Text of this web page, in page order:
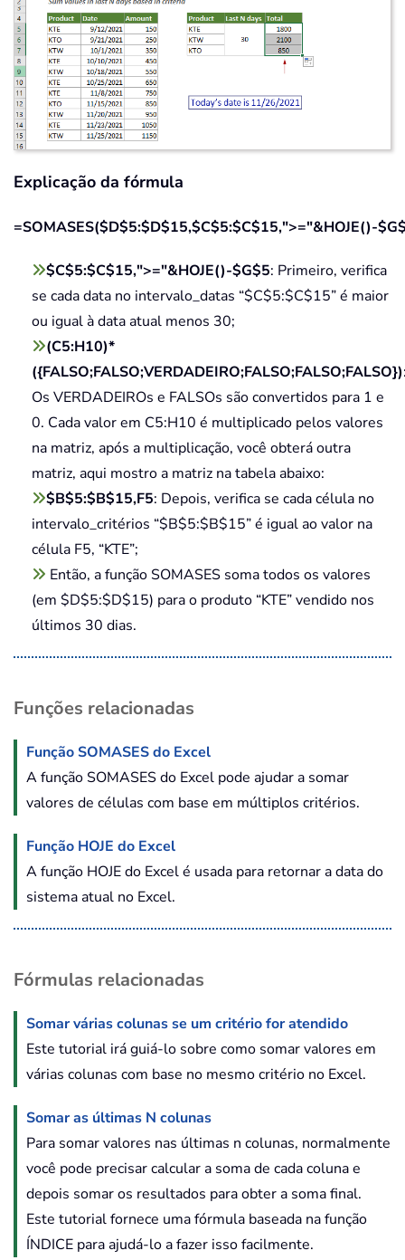
Explicação da fórmula
=SOMASES($D$5:$D$15,$C$5:$C$15,">="&HOJE()-
$C$5:$C$15,">="&HOJE()-$G$5: Primeiro, verifica
se cada data no intervalo_datas “$C$5:$C$15” é maior
ou igual à data atual menos 30;
(C5:H10)*
({FALSO;FALSO;VERDADEIRO;FALSO;FALSO;FALSO})
Os VERDADEIROs e FALSOs são convertidos para 1 e
0. Cada valor em C5:H10 é multiplicado pelos valores
na matriz, após a multiplicação, você obterá outra
matriz, aqui mostro a matriz na tabela abaixo:
$B$5:$B$15,F5: Depois, verifica se cada célula no
intervalo_critérios “$B$5:$B$15” é igual ao valor na
célula F5, “KTE”;
Então, a função SOMASES soma todos os valores
(em $D$5:$D$15) para o produto “KTE” vendido nos
últimos 30 dias.
Funções relacionadas
Função SOMASES do Excel
A função SOMASES do Excel pode ajudar a somar
valores de células com base em múltiplos critérios.
Função HOJE do Excel
A função HOJE do Excel é usada para retornar a data do
sistema atual no Excel.
Fórmulas relacionadas
Somar várias colunas se um critério for atendido
Este tutorial irá guiá-lo sobre como somar valores em
várias colunas com base no mesmo critério no Excel.
Somar as últimas N colunas
Para somar valores nas últimas n colunas, normalmente
você pode precisar calcular a soma de cada coluna e
depois somar os resultados para obter a soma final.
Este tutorial fornece uma fórmula baseada na função
ÍNDICE para ajudá-lo a fazer isso facilmente.